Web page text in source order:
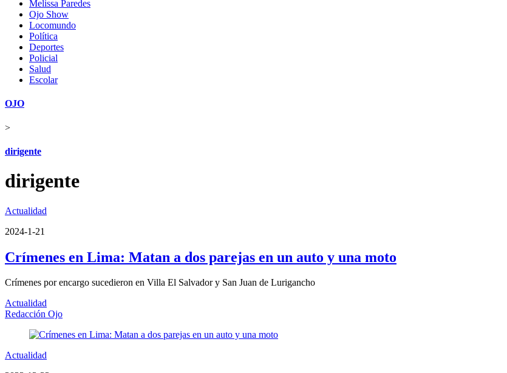
Melissa Paredes
Ojo Show
Locomundo
Política
Deportes
Policial
Salud
Escolar
OJO
>
dirigente
dirigente
Actualidad
2024-1-21
Crímenes en Lima: Matan a dos parejas en un auto y una moto
Crímenes por encargo sucedieron en Villa El Salvador y San Juan de Lurigancho
Actualidad
Redacción Ojo
Actualidad